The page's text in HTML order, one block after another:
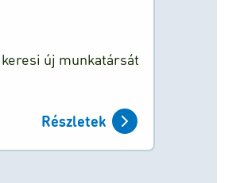
új munkatársát
Részletek